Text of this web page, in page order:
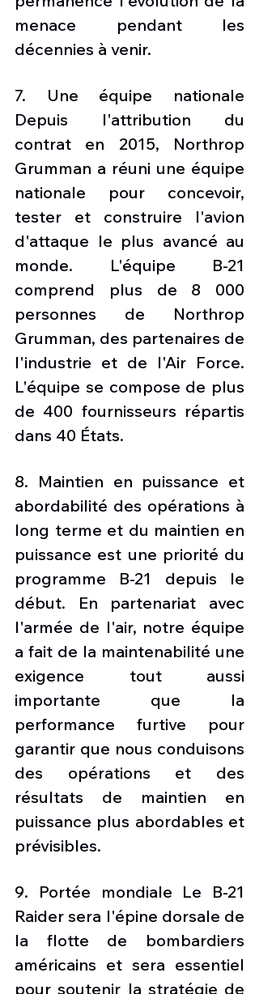
menace pendant les
décennies à venir.
7. Une équipe nationale
Depuis l'attribution du
contrat en 2015, Northrop
Grumman a réuni une équipe
nationale pour concevoir,
tester et construire l'avion
d'attaque le plus avancé au
monde. L'équipe B-21
comprend plus de 8 000
personnes de Northrop
Grumman, des partenaires de
l'industrie et de l'Air Force.
L'équipe se compose de plus
de 400 fournisseurs répartis
dans 40 États.
8. Maintien en puissance et
abordabilité des opérations à
long terme et du maintien en
puissance est une priorité du
programme B-21 depuis le
début. En partenariat avec
l'armée de l'air, notre équipe
a fait de la maintenabilité une
exigence tout aussi
importante que la
performance furtive pour
garantir que nous conduisons
des opérations et des
résultats de maintien en
puissance plus abordables et
prévisibles.
9. Portée mondiale Le B-21
Raider sera l'épine dorsale de
la flotte de bombardiers
américains et sera essentiel
pour soutenir la stratégie de